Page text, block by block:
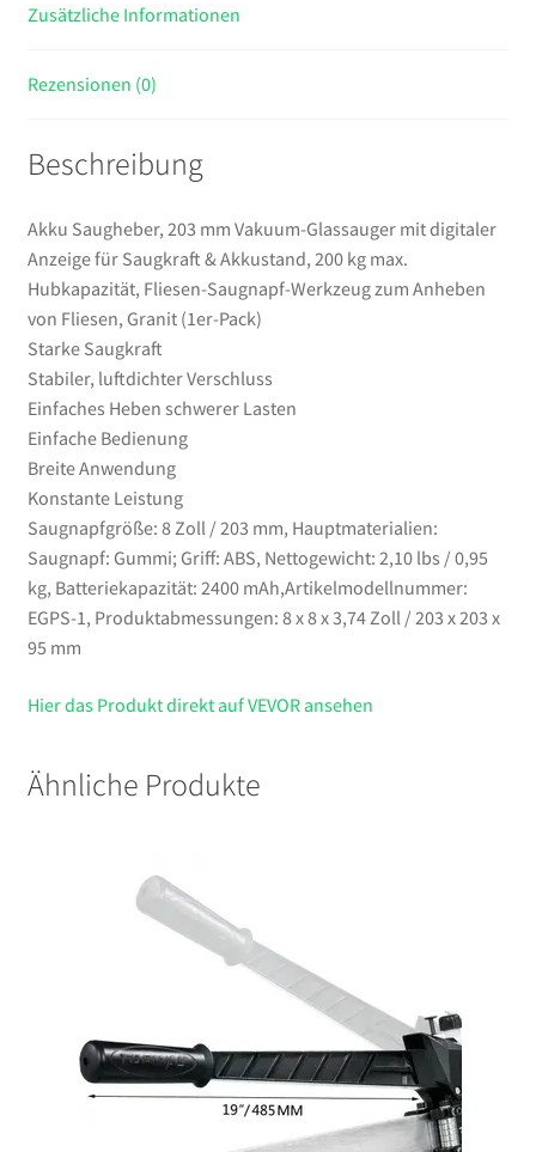
Akkustand,
kg
Fliesen-
Werkzeug
zum
Anheben
von
Fliesen,
Granit
(1er-
Pack)
Menge
Zusätzliche Informationen
Rezensionen (0)
Beschreibung
Akku Saugheber, 203 mm Vakuum-Glassauger mit digitaler
Anzeige für Saugkraft & Akkustand, 200 kg max.
Hubkapazität, Fliesen-Saugnapf-Werkzeug zum Anheben
von Fliesen, Granit (1er-Pack)
Starke Saugkraft
Stabiler, luftdichter Verschluss
Einfaches Heben schwerer Lasten
Einfache Bedienung
Breite Anwendung
Konstante Leistung
Saugnapfgröße: 8 Zoll / 203 mm, Hauptmaterialien:
Saugnapf: Gummi; Griff: ABS, Nettogewicht: 2,10 lbs / 0,95
kg, Batteriekapazität: 2400 mAh,Artikelmodellnummer:
EGPS-1, Produktabmessungen: 8 x 8 x 3,74 Zoll / 203 x 203 x
95 mm
Hier das Produkt direkt auf VEVOR ansehen
Ähnliche Produkte